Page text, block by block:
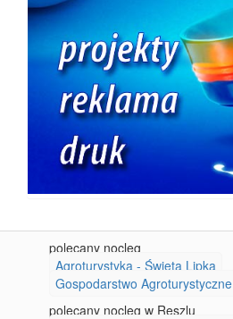
polecany nocleg
Agroturystyka - Święta Lipka
Gospodarstwo Agroturystyczne
polecany nocleg w Reszlu